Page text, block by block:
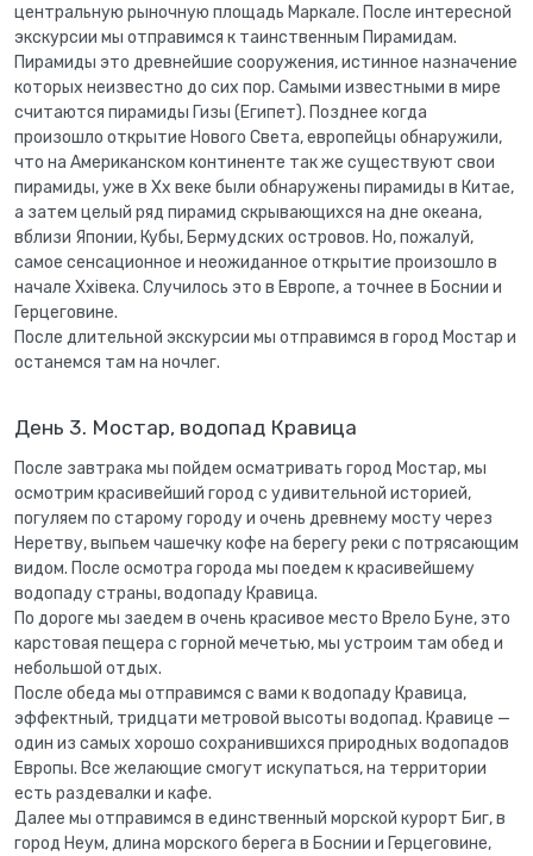
центральную рыночную площадь Маркале. После интересной
экскурсии мы отправимся к таинственным Пирамидам.
Пирамиды это древнейшие сооружения, истинное назначение
которых неизвестно до сих пор. Самыми известными в мире
считаются пирамиды Гизы (Египет). Позднее когда
произошло открытие Нового Света, европейцы обнаружили,
что на Американском континенте так же существуют свои
пирамиды, уже в Xx веке были обнаружены пирамиды в Китае,
а затем целый ряд пирамид скрывающихся на дне океана,
вблизи Японии, Кубы, Бермудских островов. Но, пожалуй,
самое сенсационное и неожиданное открытие произошло в
начале Xxiвека. Случилось это в Европе, а точнее в Боснии и
Герцеговине.
После длительной экскурсии мы отправимся в город Мостар и
останемся там на ночлег.
День 3. Мостар, водопад Кравица
После завтрака мы пойдем осматривать город Мостар, мы
осмотрим красивейший город с удивительной историей,
погуляем по старому городу и очень древнему мосту через
Неретву, выпьем чашечку кофе на берегу реки с потрясающим
видом. После осмотра города мы поедем к красивейшему
водопаду страны, водопаду Кравица.
По дороге мы заедем в очень красивое место Врело Буне, это
карстовая пещера с горной мечетью, мы устроим там обед и
небольшой отдых.
После обеда мы отправимся с вами к водопаду Кравица,
эффектный, тридцати метровой высоты водопад. Кравице —
один из самых хорошо сохранившихся природных водопадов
Европы. Все желающие смогут искупаться, на территории
есть раздевалки и кафе.
Далее мы отправимся в единственный морской курорт Биг, в
город Неум, длина морского берега в Боснии и Герцеговине,